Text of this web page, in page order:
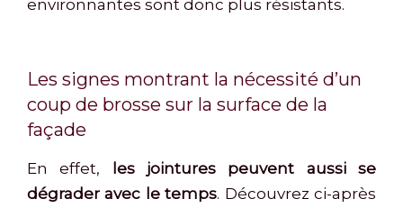
environnantes sont donc plus résistants.
Les signes montrant la nécessité d’un
coup de brosse sur la surface de la
façade
En effet,
les jointures peuvent aussi se
dégrader avec le temps. Découvrez ci-après